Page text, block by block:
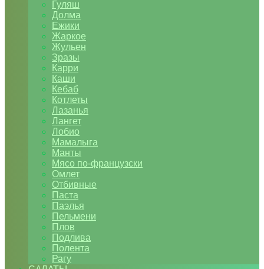
Гуляш
Долма
Ежики
Жаркое
Жульен
Зразы
Карри
Каши
Кебаб
Котлеты
Лазанья
Лангет
Лобио
Мамалыга
Манты
Мясо по-французски
Омлет
Отбивные
Паста
Паэлья
Пельмени
Плов
Подлива
Полента
Рагу